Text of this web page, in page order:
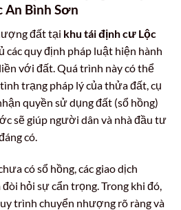
An Bình Sơn
đất tại khu tái định cư Lộc
các quy định pháp luật hiện hành
với đất. Quá trình này có thể
trạng pháp lý của thửa đất, cụ
quyền sử dụng đất (sổ hồng)
sẽ giúp người dân và nhà đầu tư
có.
có sổ hồng, các giao dịch
hỏi sự cẩn trọng. Trong khi đó,
trình chuyển nhượng rõ ràng và